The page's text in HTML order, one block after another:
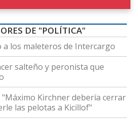
DE "POLÍTICA"
a los maleteros de Intercargo
salteño y peronista que
"Máximo Kirchner debería cerrar
las pelotas a Kicillof"